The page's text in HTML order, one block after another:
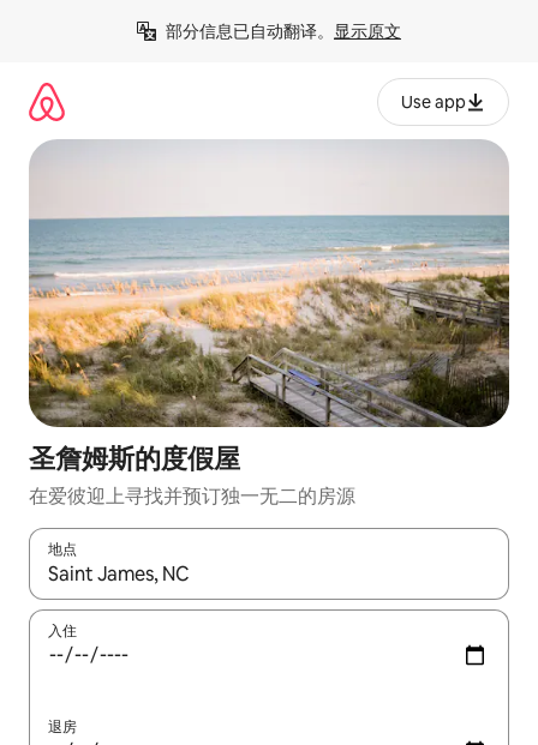
部分信息已自动翻译。 显示原文
Use app
圣詹姆斯的度假屋
在爱彼迎上寻找并预订独一无二的房源
地点
如有搜索结果，请使用上下方向键查看，或通过点击或滑动手势
入住
退房